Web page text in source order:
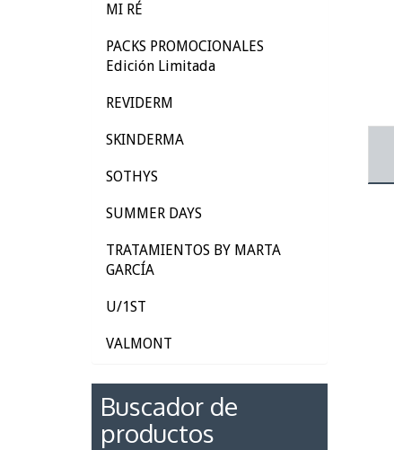
MI RÉ
PACKS PROMOCIONALES
Edición Limitada
REVIDERM
SKINDERMA
SOTHYS
SUMMER DAYS
TRATAMIENTOS BY MARTA
GARCÍA
U/1ST
VALMONT
Buscador de
productos